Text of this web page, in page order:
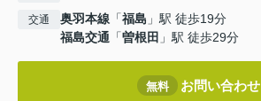
交通 奥羽本線 「福島 」駅 徒歩19分
福島交通 「曽根田 」駅 徒歩29分
無料 お問い合わせ